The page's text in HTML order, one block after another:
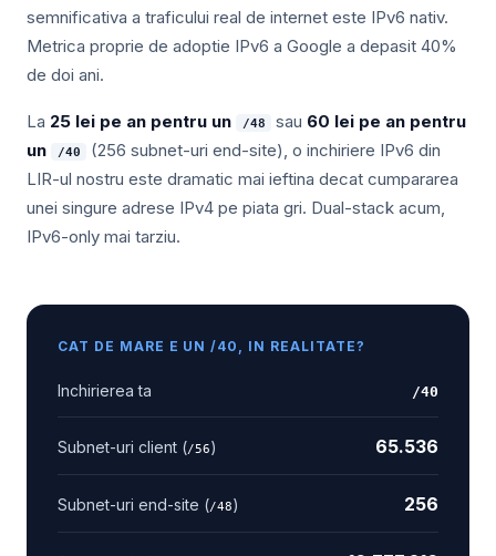
semnificativa a traficului real de internet este IPv6 nativ.
Metrica proprie de adoptie IPv6 a Google a depasit 40%
de doi ani.
La 25 lei pe an pentru un /48 sau 60 lei pe an pentru
un
/40
(256 subnet-uri end-site), o inchiriere IPv6 din
LIR-ul nostru este dramatic mai ieftina decat cumpararea
unei singure adrese IPv4 pe piata gri. Dual-stack acum,
IPv6-only mai tarziu.
CAT DE MARE E UN /40, IN REALITATE?
Inchirierea ta /40
Subnet-uri client (/56) 65.536
Subnet-uri end-site (/48) 256